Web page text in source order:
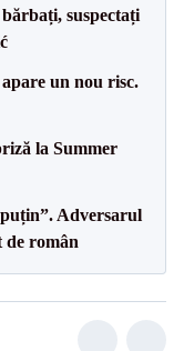
suspectați
un nou risc.
la Summer
Adversarul
de român